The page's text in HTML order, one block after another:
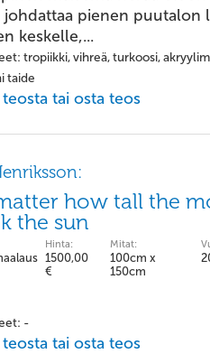
pienen puutalon
keskelle,...
tropiikki, vihreä, turkoosi,
taide
teosta tai osta teos
how tall the
the sun
Hinta:
1500,00
€
Mitat:
100cm x
150cm
-
teosta tai osta teos